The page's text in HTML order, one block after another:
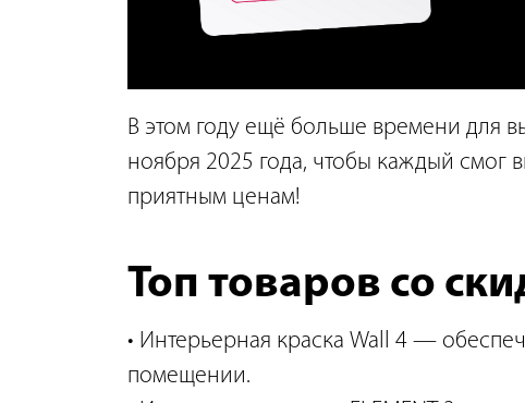
В этом году ещё больше времени для
ноября 2025 года, чтобы каждый смог
приятным ценам!
Топ товаров со
Интерьерная краска Wall 4 —
помещении.